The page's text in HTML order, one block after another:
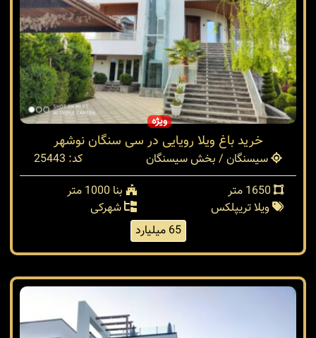
ویژه
خرید باغ ویلا رویایی در سی سنگان نوشهر
سیسنگان / بخش سیسنگان
کد: 25443
بنا 1000 متر
ویلا تریپلکس
شهرکی
65 میلیارد